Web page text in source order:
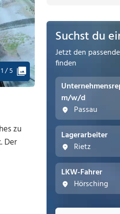
1 / 5
zu
Der
Suchst du
Jetzt den
finden
m/w/d
Passau
Lagerarbeiter
Rietz
LKW-Fahrer
Hörsching